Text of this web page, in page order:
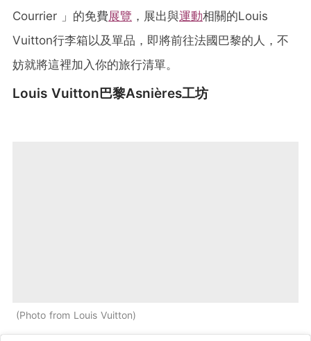
Courrier 」的免費展覽 ，展出與運動相關的Louis
Vuitton行李箱以及單品，即將前往法國巴黎的人，不
妨就將這裡加入你的旅行清單。
Louis Vuitton巴黎Asnières工坊
Photo from Louis Vuitton